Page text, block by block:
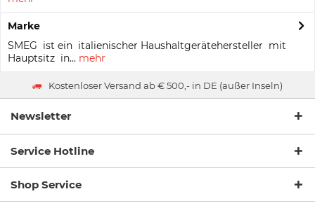
Marke
SMEG ist ein italienischer Haushaltgerätehersteller mit
Hauptsitz in... mehr
Kostenloser Versand ab € 500,- in DE (außer Inseln)
Newsletter
Service Hotline
Shop Service